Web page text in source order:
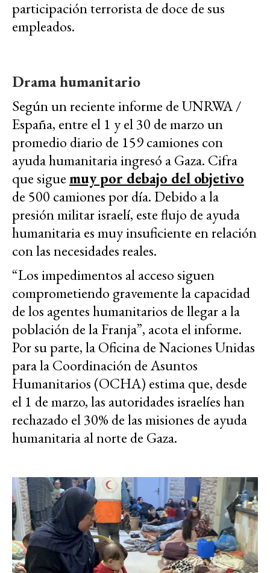
participación terrorista de doce de sus
empleados.
Drama humanitario
Según un reciente informe de UNRWA /
España, entre el 1 y el 30 de marzo un
promedio diario de 159 camiones con
ayuda humanitaria ingresó a Gaza. Cifra
que siguemuy por debajo del objetivo
de 500 camiones por día.Debido a la
presión militar israelí, este flujo de ayuda
humanitaria es muy insuficiente en relación
con las necesidades reales.
“Los impedimentos al acceso siguen
comprometiendo gravemente la capacidad
de los agentes humanitarios de llegar a la
población de la Franja”, acota el informe.
Por su parte, laOficina de Naciones Unidas
para la Coordinación de Asuntos
Humanitarios (OCHA) estima que, desde
el 1 de marzo, las autoridades israelíes han
rechazado el 30% de las misiones de ayuda
humanitaria al norte de Gaza.